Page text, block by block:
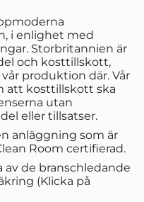
i enlighet med
Storbritannien är
och kosttillskott,
produktion där. Vår
att kosttillskott ska
utan
eller tillsatser.
anläggning som är
Room certifierad.
av de branschledande
(Klicka på